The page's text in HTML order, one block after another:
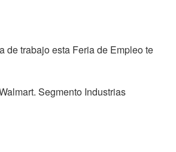
de trabajo esta Feria de Empleo te
Segmento Industrias